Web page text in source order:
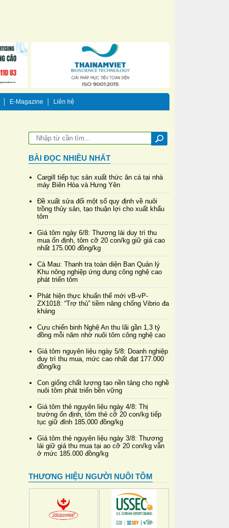
E-Magazine Liên hệ
BÀI ĐỌC NHIỀU NHẤT
Cargill tiếp tục sản xuất thức ăn cá tại nhà
máy Biên Hòa và Hưng Yên
Đề xuất sửa đổi một số quy định về nuôi
trồng thủy sản, tạo thuận lợi cho xuất khẩu
tôm
Giá tôm ngày 6/8: Thương lái duy trì thu
mua ổn định, tôm cỡ 20 con/kg giữ giá cao
nhất 175.000 đồng/kg
Cà Mau: Thanh tra toàn diện Ban Quản lý
Khu nông nghiệp ứng dụng công nghệ cao
phát triển tôm
Phát hiện thực khuẩn thể mới vB-vP-
ZX1018: “Trợ thủ” tiềm năng chống Vibrio đa
kháng
Cựu chiến binh Nghệ An thu lãi gần 1,3 tỷ
đồng mỗi năm nhờ nuôi tôm công nghệ cao
Giá tôm nguyên liệu ngày 5/8: Doanh nghiệp
duy trì thu mua, mức cao nhất đạt 177.000
đồng/kg
Con giống chất lượng tạo nền tảng cho nghề
nuôi tôm phát triển bền vững
Giá tôm thẻ nguyên liệu ngày 4/8: Thị
trường ổn định, tôm thẻ cỡ 20 con/kg tiếp
tục giữ đỉnh 185.000 đồng/kg
Giá tôm thẻ nguyên liệu ngày 3/8: Thương
lái giữ giá thu mua tại ao cỡ 20 con/kg vẫn
ở mức 185.000 đồng/kg
THƯƠNG HIỆU NGƯỜI NUÔI TÔM